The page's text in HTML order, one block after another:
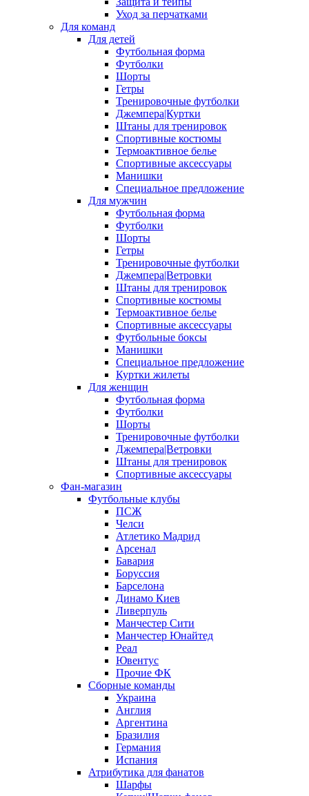
Уход за перчатками
Для команд
Для детей
Футбольная форма
Футболки
Шорты
Гетры
Тренировочные футболки
Джемпера|Куртки
Штаны для тренировок
Спортивные костюмы
Термоактивное белье
Спортивные аксессуары
Манишки
Специальное предложение
Для мужчин
Футбольная форма
Футболки
Шорты
Гетры
Тренировочные футболки
Джемпера|Ветровки
Штаны для тренировок
Спортивные костюмы
Термоактивное белье
Спортивные аксессуары
Футбольные боксы
Манишки
Специальное предложение
Куртки жилеты
Для женщин
Футбольная форма
Футболки
Шорты
Тренировочные футболки
Джемпера|Ветровки
Штаны для тренировок
Спортивные аксессуары
Фан-магазин
Футбольные клубы
ПСЖ
Челси
Атлетико Мадрид
Арсенал
Бавария
Боруссия
Барселона
Динамо Киев
Ливерпуль
Манчестер Сити
Манчестер Юнайтед
Реал
Ювентус
Прочие ФК
Сборные команды
Украина
Англия
Аргентина
Бразилия
Германия
Испания
Атрибутика для фанатов
Шарфы